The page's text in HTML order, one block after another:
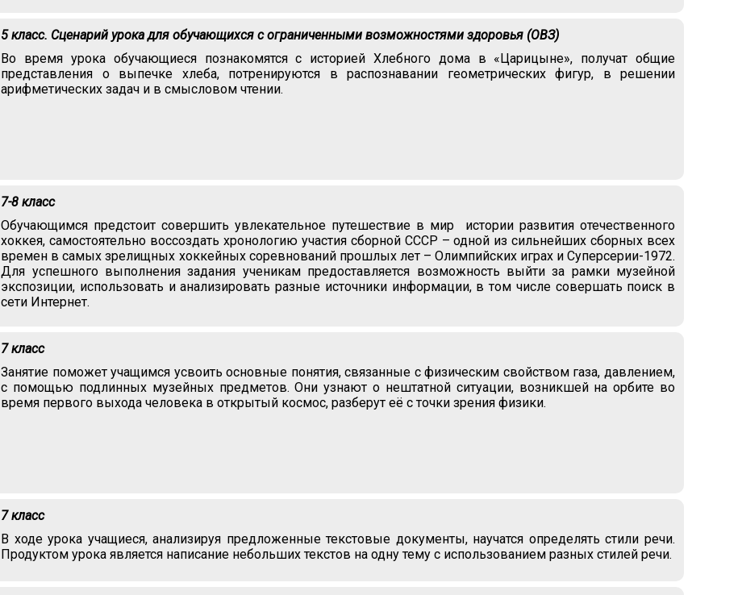
5 класс. Сценарий урока для обучающихся с ограниченными возможностями здоровья (ОВЗ)
Во время урока обучающиеся познакомятся с историей Хлебного дома в «Царицыне», получат общие
представления о выпечке хлеба, потренируются в распознавании геометрических фигур, в решении
арифметических задач и в смысловом чтении.
7-8 класс
Обучающимся предстоит совершить увлекательное путешествие в мир истории развития отечественного
хоккея, самостоятельно воссоздать хронологию участия сборной СССР – одной из сильнейших сборных всех
времен в самых зрелищных хоккейных соревнований прошлых лет – Олимпийских играх и Суперсерии-1972.
Для успешного выполнения задания ученикам предоставляется возможность выйти за рамки музейной
экспозиции, использовать и анализировать разные источники информации, в том числе совершать поиск в
сети Интернет.
7 класс
Занятие поможет учащимся усвоить основные понятия, связанные с физическим свойством газа, давлением,
с помощью подлинных музейных предметов. Они узнают о нештатной ситуации, возникшей на орбите во
время первого выхода человека в открытый космос, разберут её с точки зрения физики.
7 класс
В ходе урока учащиеся, анализируя предложенные текстовые документы, научатся определять стили речи.
Продуктом урока является написание небольших текстов на одну тему с использованием разных стилей речи.